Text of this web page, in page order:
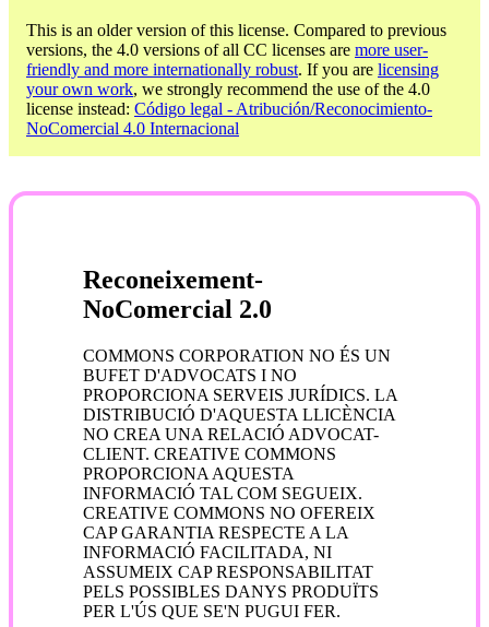
This is an older version of this license. Compared to previous
versions, the 4.0 versions of all CC licenses are more user-
friendly and more internationally robust. If you are licensing
your own work, we strongly recommend the use of the 4.0
license instead: Código legal - Atribución/Reconocimiento-
NoComercial 4.0 Internacional
Reconeixement-
NoComercial 2.0
COMMONS CORPORATION NO ÉS UN
BUFET D'ADVOCATS I NO
PROPORCIONA SERVEIS JURÍDICS. LA
DISTRIBUCIÓ D'AQUESTA LLICÈNCIA
NO CREA UNA RELACIÓ ADVOCAT-
CLIENT. CREATIVE COMMONS
PROPORCIONA AQUESTA
INFORMACIÓ TAL COM SEGUEIX.
CREATIVE COMMONS NO OFEREIX
CAP GARANTIA RESPECTE A LA
INFORMACIÓ FACILITADA, NI
ASSUMEIX CAP RESPONSABILITAT
PELS POSSIBLES DANYS PRODUÏTS
PER L'ÚS QUE SE'N PUGUI FER.